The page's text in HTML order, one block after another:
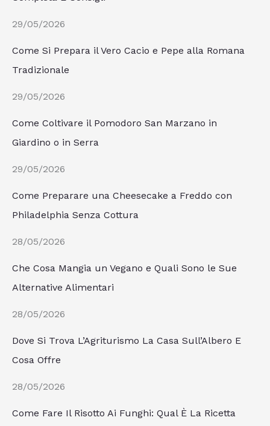
29/05/2026
Come Si Prepara il Vero Cacio e Pepe alla Romana
Tradizionale
29/05/2026
Come Coltivare il Pomodoro San Marzano in
Giardino o in Serra
29/05/2026
Come Preparare una Cheesecake a Freddo con
Philadelphia Senza Cottura
28/05/2026
Che Cosa Mangia un Vegano e Quali Sono le Sue
Alternative Alimentari
28/05/2026
Dove Si Trova L’Agriturismo La Casa Sull’Albero E
Cosa Offre
28/05/2026
Come Fare Il Risotto Ai Funghi: Qual È La Ricetta